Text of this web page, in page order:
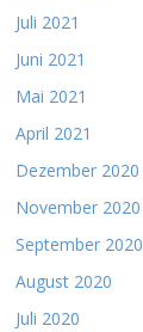
Juli 2021
Juni 2021
Mai 2021
April 2021
Dezember 2020
November 2020
September 2020
August 2020
Juli 2020